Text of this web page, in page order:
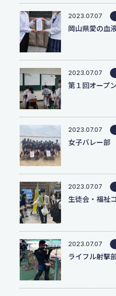
よくある質問
学校評価
交通アクセス
学校施設耐震化への取り組
教職員募集
関連リンク
個人情報保護方針
サイトポリシー
2023.07.07
2023.07.07
第１回オープ
2023.07.07
女子バレー部
2023.07.07
2023.07.07